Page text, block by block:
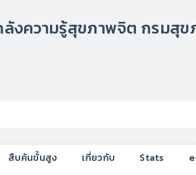
สืบค้นขั้นสูง เกี่ยวกับ Stats